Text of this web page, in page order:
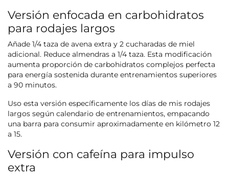
Versión enfocada en carbohidratos
para rodajes largos
Añade 1/4 taza de avena extra y 2 cucharadas de miel
adicional. Reduce almendras a 1/4 taza. Esta modificación
aumenta proporción de carbohidratos complejos perfecta
para energía sostenida durante entrenamientos superiores
a 90 minutos.
Uso esta versión específicamente los días de mis rodajes
largos según calendario de entrenamientos, empacando
una barra para consumir aproximadamente en kilómetro 12
a 15.
Versión con cafeína para impulso
extra